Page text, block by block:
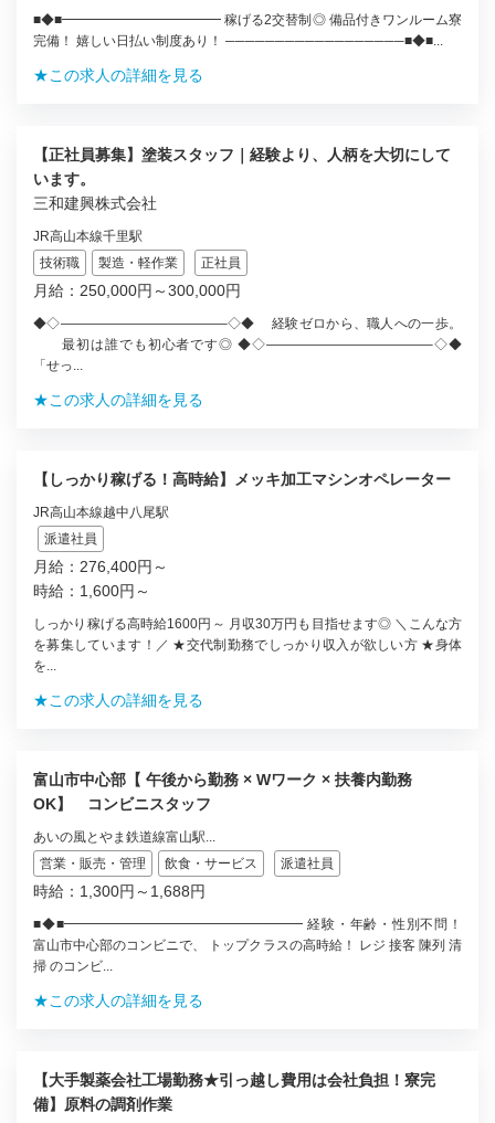
■◆■━━━━━━━━━━━━ 稼げる2交替制◎ 備品付きワンルーム寮
完備！ 嬉しい日払い制度あり！ ──────────────────■◆■...
★この求人の詳細を見る
【正社員募集】塗装スタッフ｜経験より、人柄を大切にして
います。
三和建興株式会社
JR高山本線千里駅
技術職
製造・軽作業 正社員
月給：250,000円～300,000円
◆◇————————————–◇◆ 経験ゼロから、職人への一歩。
最初は誰でも初心者です◎ ◆◇————————————–◇◆
「せっ...
★この求人の詳細を見る
【しっかり稼げる！高時給】メッキ加工マシンオペレーター
JR高山本線越中八尾駅
派遣社員
月給：276,400円～
時給：1,600円～
しっかり稼げる高時給1600円～ 月収30万円も目指せます◎ ＼こんな方
を募集しています！／ ★交代制勤務でしっかり収入が欲しい方 ★身体
を...
★この求人の詳細を見る
富山市中心部【 午後から勤務 × Wワーク × 扶養内勤務
OK】 コンビニスタッフ
あいの風とやま鉄道線富山駅...
営業・販売・管理
飲食・サービス 派遣社員
時給：1,300円～1,688円
■◆■━━━━━━━━━━━━━━━━━━ 経験・年齢・性別不問！
富山市中心部のコンビニで、 トップクラスの高時給！ レジ 接客 陳列 清
掃 のコンビ...
★この求人の詳細を見る
【大手製薬会社工場勤務★引っ越し費用は会社負担！寮完
備】原料の調剤作業